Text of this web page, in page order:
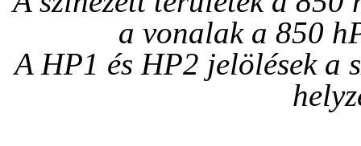
a vonalak a 850
A HP1 és HP2 jelölések a